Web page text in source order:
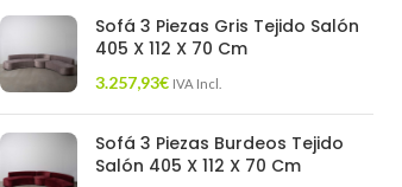
Sofá 3 Piezas Gris Tejido Salón
405 X 112 X 70 Cm
3.257,93€ IVA Incl.
Sofá 3 Piezas Burdeos Tejido
Salón 405 X 112 X 70 Cm